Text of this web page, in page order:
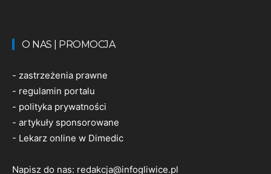
O NAS | PROMOCJA
- zastrzeżenia prawne
- regulamin portalu
- polityka prywatności
- artykuły sponsorowane
- Lekarz online w Dimedic
Napisz do nas: redakcja@infogliwice.pl